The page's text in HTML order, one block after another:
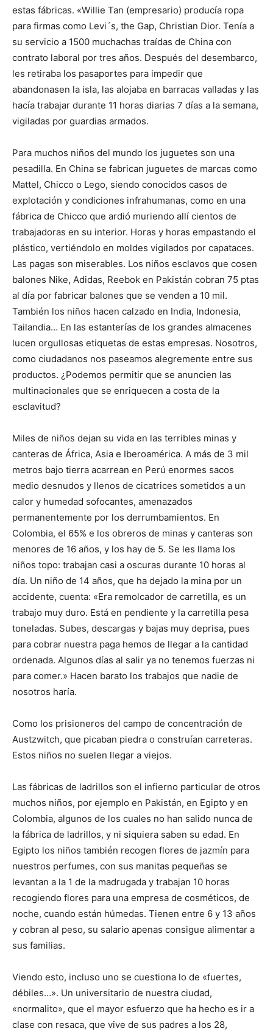
estas fábricas. «Willie Tan (empresario) producía ropa
para firmas como Levi´s, the Gap, Christian Dior. Tenía a
su servicio a 1500 muchachas traídas de China con
contrato laboral por tres años. Después del desembarco,
les retiraba los pasaportes para impedir que
abandonasen la isla, las alojaba en barracas valladas y las
hacía trabajar durante 11 horas diarias 7 días a la semana,
vigiladas por guardias armados.
Para muchos niños del mundo los juguetes son una
pesadilla. En China se fabrican juguetes de marcas como
Mattel, Chicco o Lego, siendo conocidos casos de
explotación y condiciones infrahumanas, como en una
fábrica de Chicco que ardió muriendo allí cientos de
trabajadoras en su interior. Horas y horas empastando el
plástico, vertiéndolo en moldes vigilados por capataces.
Las pagas son miserables. Los niños esclavos que cosen
balones Nike, Adidas, Reebok en Pakistán cobran 75 ptas
al día por fabricar balones que se venden a 10 mil.
También los niños hacen calzado en India, Indonesia,
Tailandia… En las estanterías de los grandes almacenes
lucen orgullosas etiquetas de estas empresas. Nosotros,
como ciudadanos nos paseamos alegremente entre sus
productos. ¿Podemos permitir que se anuncien las
multinacionales que se enriquecen a costa de la
esclavitud?
Miles de niños dejan su vida en las terribles minas y
canteras de África, Asia e Iberoamérica. A más de 3 mil
metros bajo tierra acarrean en Perú enormes sacos
medio desnudos y llenos de cicatrices sometidos a un
calor y humedad sofocantes, amenazados
permanentemente por los derrumbamientos. En
Colombia, el 65% e los obreros de minas y canteras son
menores de 16 años, y los hay de 5. Se les llama los
niños topo: trabajan casi a oscuras durante 10 horas al
día. Un niño de 14 años, que ha dejado la mina por un
accidente, cuenta: «Era remolcador de carretilla, es un
trabajo muy duro. Está en pendiente y la carretilla pesa
toneladas. Subes, descargas y bajas muy deprisa, pues
para cobrar nuestra paga hemos de llegar a la cantidad
ordenada. Algunos días al salir ya no tenemos fuerzas ni
para comer.» Hacen barato los trabajos que nadie de
nosotros haría.
Como los prisioneros del campo de concentración de
Austzwitch, que picaban piedra o construían carreteras.
Estos niños no suelen llegar a viejos.
Las fábricas de ladrillos son el infierno particular de otros
muchos niños, por ejemplo en Pakistán, en Egipto y en
Colombia, algunos de los cuales no han salido nunca de
la fábrica de ladrillos, y ni siquiera saben su edad. En
Egipto los niños también recogen flores de jazmín para
nuestros perfumes, con sus manitas pequeñas se
levantan a la 1 de la madrugada y trabajan 10 horas
recogiendo flores para una empresa de cosméticos, de
noche, cuando están húmedas. Tienen entre 6 y 13 años
y cobran al peso, su salario apenas consigue alimentar a
sus familias.
Viendo esto, incluso uno se cuestiona lo de «fuertes,
débiles…». Un universitario de nuestra ciudad,
«normalito», que el mayor esfuerzo que ha hecho es ir a
clase con resaca, que vive de sus padres a los 28,